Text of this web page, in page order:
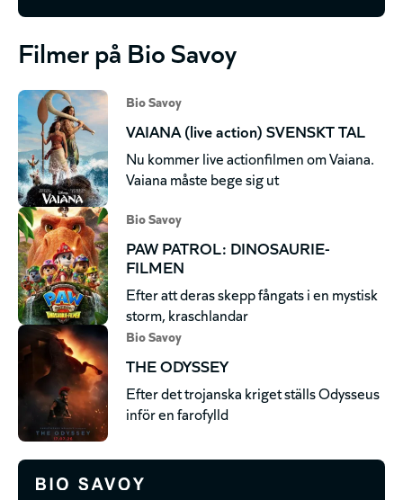
Filmer på Bio Savoy
Bio Savoy
VAIANA (live action) SVENSKT TAL
Nu kommer live actionfilmen om Vaiana.
Vaiana måste bege sig ut
Bio Savoy
PAW PATROL: DINOSAURIE-
FILMEN
Efter att deras skepp fångats i en mystisk
storm, kraschlandar
Bio Savoy
THE ODYSSEY
Efter det trojanska kriget ställs Odysseus
inför en farofylld